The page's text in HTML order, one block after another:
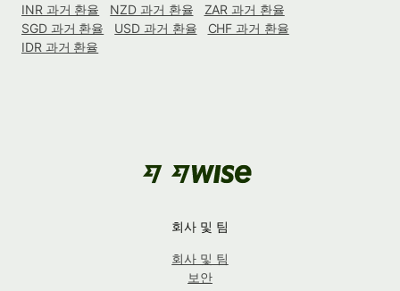
INR 과거 환율
NZD 과거 환율
ZAR 과거 환율
SGD 과거 환율
USD 과거 환율
CHF 과거 환율
IDR 과거 환율
회사 및 팀
회사 및 팀
보안